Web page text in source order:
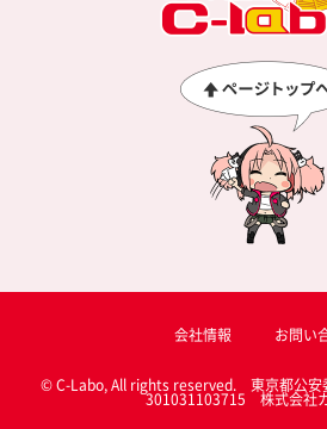
会社情報 お問い
© C-Labo, All rights reserved. 東京都公安
301031103715 株式会社